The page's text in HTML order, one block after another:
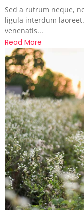
Sed a rutrum neque,
ligula interdum
venenatis...
Read More